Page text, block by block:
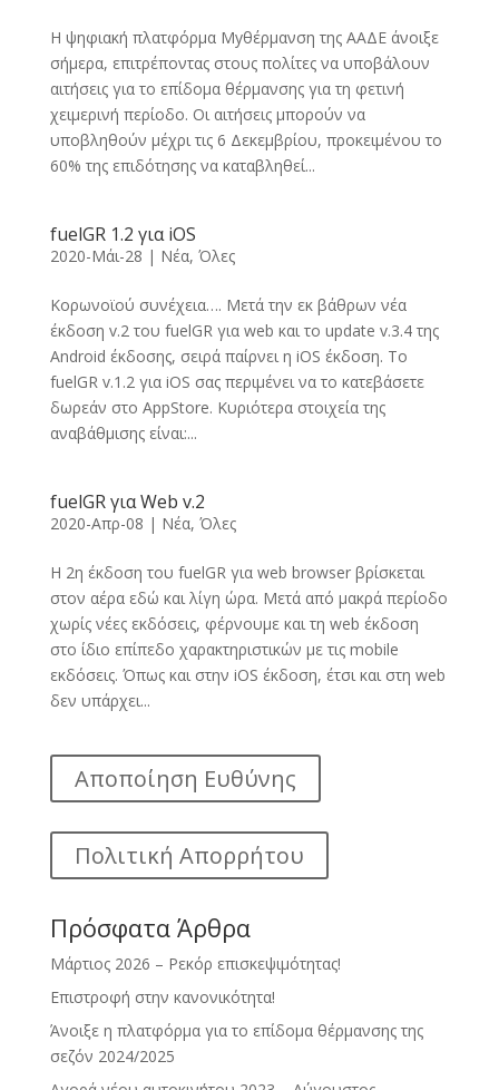
Η ψηφιακή πλατφόρμα Myθέρμανση της ΑΑΔΕ άνοιξε
σήμερα, επιτρέποντας στους πολίτες να υποβάλουν
αιτήσεις για το επίδομα θέρμανσης για τη φετινή
χειμερινή περίοδο. Οι αιτήσεις μπορούν να
υποβληθούν μέχρι τις 6 Δεκεμβρίου, προκειμένου το
60% της επιδότησης να καταβληθεί...
fuelGR 1.2 για iOS
2020-Μάι-28 | Νέα, Όλες
Κορωνοϊού συνέχεια…. Μετά την εκ βάθρων νέα
έκδοση v.2 του fuelGR για web και το update v.3.4 της
Android έκδοσης, σειρά παίρνει η iOS έκδοση. Το
fuelGR v.1.2 για iOS σας περιμένει να τo κατεβάσετε
δωρεάν στο AppStore. Κυριότερα στοιχεία της
αναβάθμισης είναι:...
fuelGR για Web v.2
2020-Απρ-08 | Νέα, Όλες
Η 2η έκδοση του fuelGR για web browser βρίσκεται
στον αέρα εδώ και λίγη ώρα. Μετά από μακρά περίοδο
χωρίς νέες εκδόσεις, φέρνουμε και τη web έκδοση
στο ίδιο επίπεδο χαρακτηριστικών με τις mobile
εκδόσεις. Όπως και στην iOS έκδοση, έτσι και στη web
δεν υπάρχει...
Αποποίηση Ευθύνης
Πολιτική Απορρήτου
Πρόσφατα Άρθρα
Μάρτιος 2026 – Ρεκόρ επισκεψιμότητας!
Επιστροφή στην κανονικότητα!
Άνοιξε η πλατφόρμα για το επίδομα θέρμανσης της
σεζόν 2024/2025